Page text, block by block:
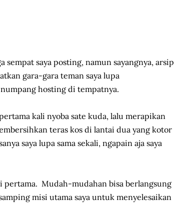
sempat saya posting, namun sayangnya, arsip
gara-gara teman saya lupa
hosting di tempatnya.
kali nyoba sate kuda, lalu merapikan
teras kos di lantai dua yang kotor
saya lupa sama sekali, ngapain aja saya
pertama. Mudah-mudahan bisa berlangsung
misi utama saya untuk menyelesaikan